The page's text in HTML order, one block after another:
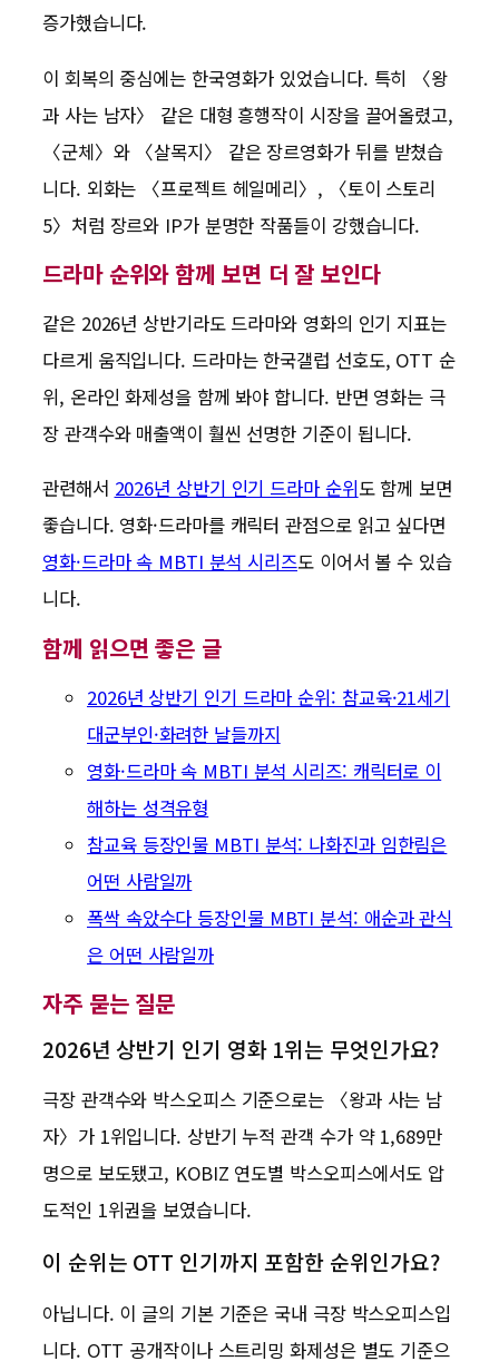
증가했습니다.
이 회복의 중심에는 한국영화가 있었습니다. 특히 〈왕
과 사는 남자〉 같은 대형 흥행작이 시장을 끌어올렸고,
〈군체〉와 〈살목지〉 같은 장르영화가 뒤를 받쳤습
니다. 외화는 〈프로젝트 헤일메리〉, 〈토이 스토리
5〉처럼 장르와 IP가 분명한 작품들이 강했습니다.
드라마 순위와 함께 보면 더 잘 보인다
같은 2026년 상반기라도 드라마와 영화의 인기 지표는
다르게 움직입니다. 드라마는 한국갤럽 선호도, OTT 순
위, 온라인 화제성을 함께 봐야 합니다. 반면 영화는 극
장 관객수와 매출액이 훨씬 선명한 기준이 됩니다.
관련해서 2026년 상반기 인기 드라마 순위도 함께 보면
좋습니다. 영화·드라마를 캐릭터 관점으로 읽고 싶다면
영화·드라마 속 MBTI 분석 시리즈도 이어서 볼 수 있습
니다.
함께 읽으면 좋은 글
2026년 상반기 인기 드라마 순위: 참교육·21세기
대군부인·화려한 날들까지
영화·드라마 속 MBTI 분석 시리즈: 캐릭터로 이
해하는 성격유형
참교육 등장인물 MBTI 분석: 나화진과 임한림은
어떤 사람일까
폭싹 속았수다 등장인물 MBTI 분석: 애순과 관식
은 어떤 사람일까
자주 묻는 질문
2026년 상반기 인기 영화 1위는 무엇인가요?
극장 관객수와 박스오피스 기준으로는 〈왕과 사는 남
자〉가 1위입니다. 상반기 누적 관객 수가 약 1,689만
명으로 보도됐고, KOBIZ 연도별 박스오피스에서도 압
도적인 1위권을 보였습니다.
이 순위는 OTT 인기까지 포함한 순위인가요?
아닙니다. 이 글의 기본 기준은 국내 극장 박스오피스입
니다. OTT 공개작이나 스트리밍 화제성은 별도 기준으